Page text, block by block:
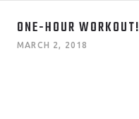
ONE-HOUR WORKOUT!
MARCH 2, 2018